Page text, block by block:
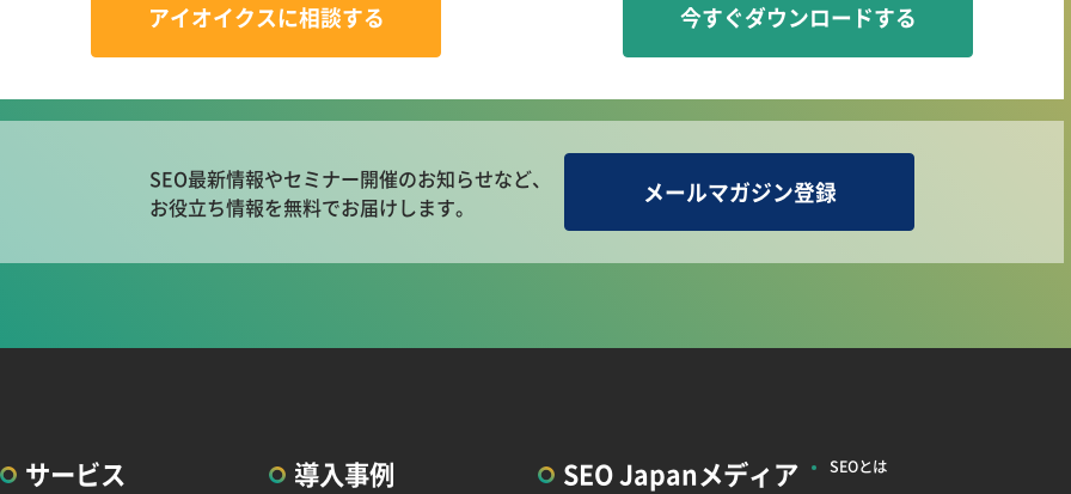
アイオイクスに相談する 今すぐダウンロードする
SEO最新情報やセミナー開催のお知らせなど、
お役立ち情報を無料でお届けします。
メールマガジン登録
サービス 導入事例 SEO Japanメディア
SEOとは